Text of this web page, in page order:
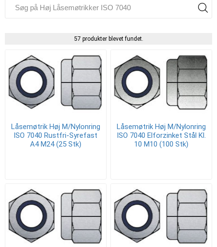
57 produkter blevet fundet.
Låsemøtrik Høj M/Nylonring
ISO 7040 Rustfri-Syrefast
A4 M24 (25 Stk)
Låsemøtrik Høj M/Nylonring
ISO 7040 Elforzinket Stål Kl.
10 M10 (100 Stk)